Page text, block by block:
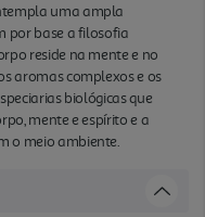
uma ampla
por base a filosofia
reside na mente e no
aromas complexos e os
biológicas que
mente e espírito e a
o meio ambiente.